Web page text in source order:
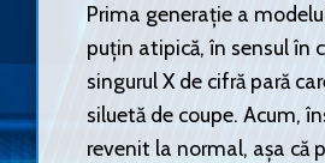
Prima generație a
puțin atipică, în sensul în
singurul X de cifră pară
siluetă de coupe. Acum,
revenit la normal, așa că